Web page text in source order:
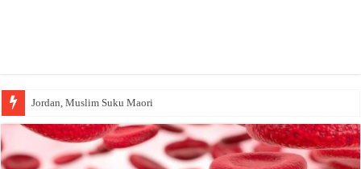
Jordan, Muslim Suku Maori